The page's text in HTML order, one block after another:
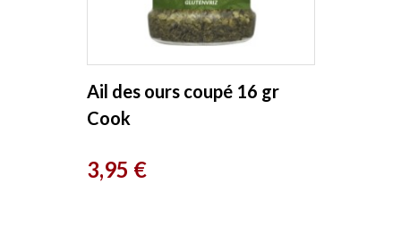
Ail des ours coupé 16 gr
Cook
Prix
3,95 €